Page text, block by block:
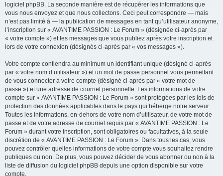
logiciel phpBB. La seconde manière est de récupérer les informations que
vous nous envoyez et que nous collectons. Ceci peut correspondre — mais
n’est pas limité à — la publication de messages en tant qu’utilisateur anonyme,
l’inscription sur « AVANTIME PASSION : Le Forum » (désignée ci-après par
« votre compte ») et les messages que vous publiez après votre inscription et
lors de votre connexion (désignés ci-après par « vos messages »).
Votre compte contiendra au minimum un identifiant unique (désigné ci-après
par « votre nom d’utilisateur ») et un mot de passe personnel vous permettant
de vous connecter à votre compte (désigné ci-après par « votre mot de
passe ») et une adresse de courriel personnelle. Les informations de votre
compte sur « AVANTIME PASSION : Le Forum » sont protégées par les lois de
protection des données applicables dans le pays qui héberge notre serveur.
Toutes les informations, en-dehors de votre nom d’utilisateur, de votre mot de
passe et de votre adresse de courriel requis par « AVANTIME PASSION : Le
Forum » durant votre inscription, sont obligatoires ou facultatives, à la seule
discrétion de « AVANTIME PASSION : Le Forum ». Dans tous les cas, vous
pouvez contrôler quelles informations de votre compte vous souhaitez rendre
publiques ou non. De plus, vous pouvez décider de vous abonner ou non à la
liste de diffusion du logiciel phpBB depuis une option disponible sur votre
compte.